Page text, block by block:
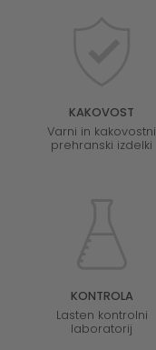
KAKOVOST
Varni in kakovostni
prehranski izdelki
KONTROLA
Lasten kontrolni
laboratorij